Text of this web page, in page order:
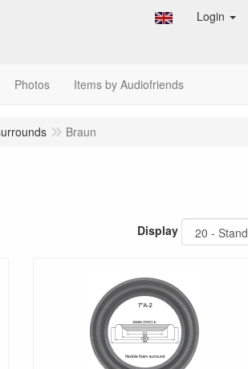
Login
Photos Items by Audiofriends
Braun
Display